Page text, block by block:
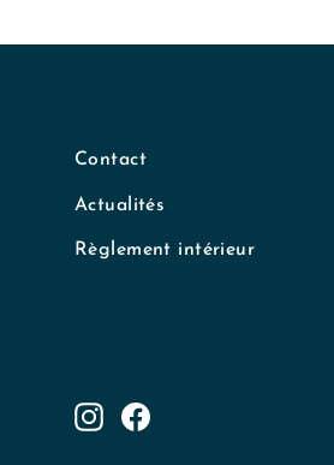
Contact
Actualités
Règlement intérieur
Instagram